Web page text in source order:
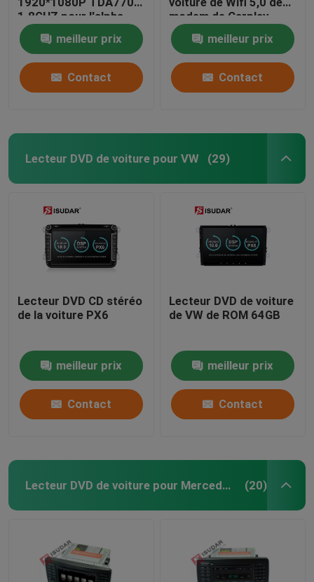
1.8GHZ pour l'alpha
Romeo Mito
meilleur prix
Contact
modem de Carplay
pour B9 A5 A7 A8 Q2
meilleur prix
Contact
Lecteur DVD de voiture pour VW (29)
Lecteur DVD CD stéréo
de la voiture PX6
meilleur prix
Contact
Lecteur DVD de voiture
de VW de ROM 64GB
meilleur prix
Contact
Lecteur DVD de voiture pour Mercedes Benz (20)